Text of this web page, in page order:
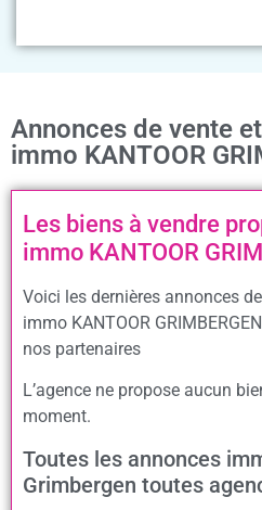
Annonces de vente
immo KANTOOR
Les biens à vendre
immo KANTOOR
Voici les dernières annonces
immo KANTOOR
nos partenaires
L’agence ne propose aucun
moment.
Toutes les annonces
Grimbergen toutes